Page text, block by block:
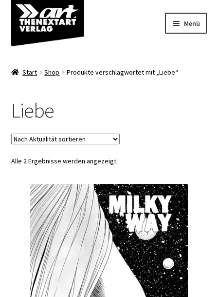
Zur
Navigation
springen
Zum
Inhalt
springen
Menü
Über uns
Start Shop Produkte verschlagwortet mit „Liebe“
Liebe
Alle 2 Ergebnisse werden angezeigtNach